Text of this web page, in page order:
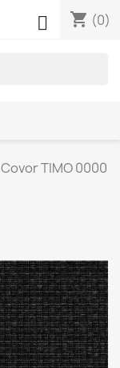
shopping_cart (0)

Covor TIMO 0000